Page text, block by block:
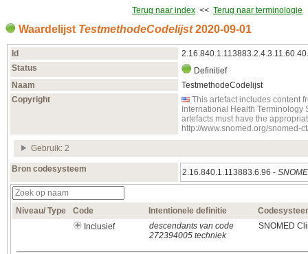
Terug naar index << Terug naar terminologie
Waardelijst TestmethodeCodelijst2020‑09‑01
Id
Status
Definitief
Naam
TestmethodeCodelijst
Copyright
This artefact includes content
International Health
artefacts must have the
http://www.snomed.org/snomed-
Gebruik: 2
Bron codesysteem 2.16.840.1.113883.6.96 -
Niveau/ Type Code Intentionele definitie
Inclusief
descendants van code
272394005 techniek
SNOMED